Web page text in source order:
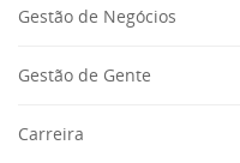
Gestão de Negócios
Gestão de Gente
Carreira